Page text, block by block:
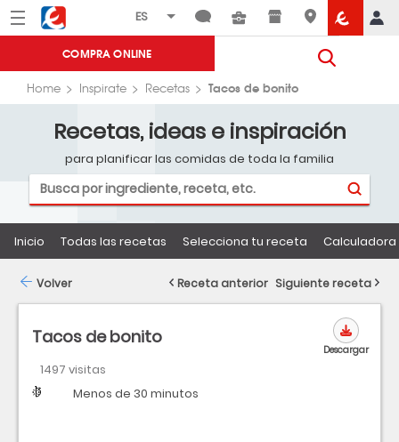
Menú Eroski
COMPRA ONLINE
Home Inspirate Recetas Tacos de bonito
Recetas, ideas e inspiración
para planificar las comidas de toda la familia
Inicio Todas las recetas Selecciona tu receta
Tacos de bonito
1497 visitas
Dificultad
Tiempo Menos de 30 minutos
Descargar
Volver Receta anterior Siguiente receta